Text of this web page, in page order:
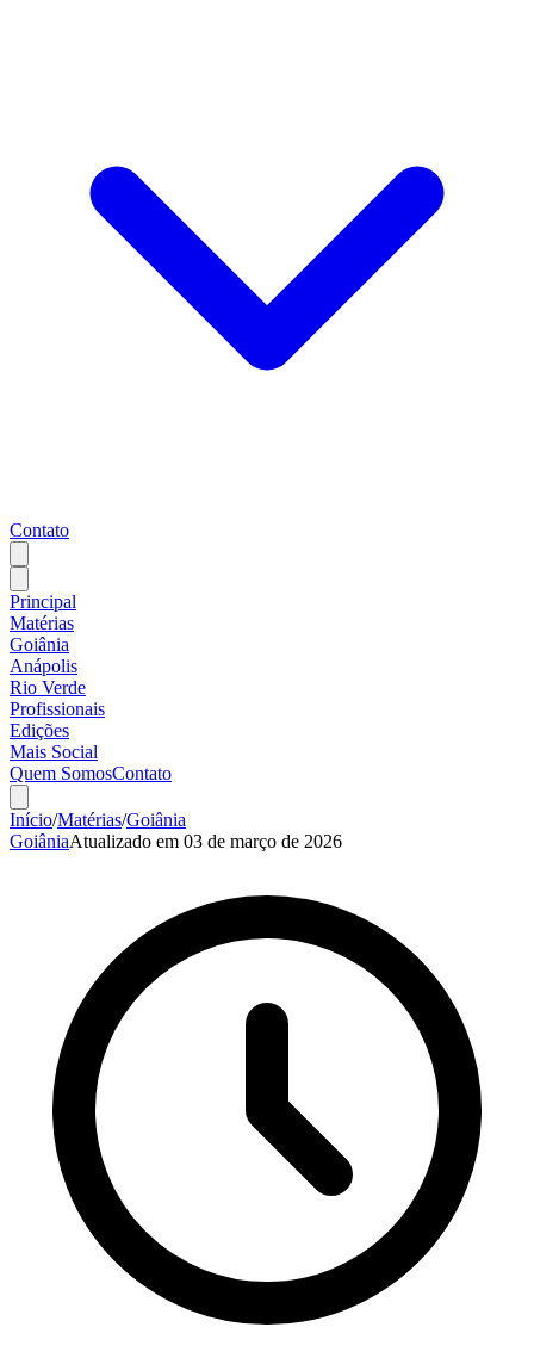
Contato
Principal
Matérias
Goiânia
Anápolis
Rio Verde
Profissionais
Edições
Mais Social
Quem SomosContato
Início/Matérias/Goiânia
GoiâniaAtualizado em 03 de março de 2026